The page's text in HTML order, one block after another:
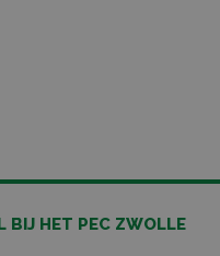
BIJ HET PEC ZWOLLE